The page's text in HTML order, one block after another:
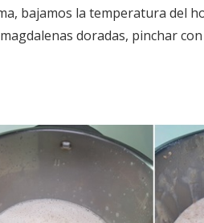
bajamos la temperatura del
doradas, pinchar